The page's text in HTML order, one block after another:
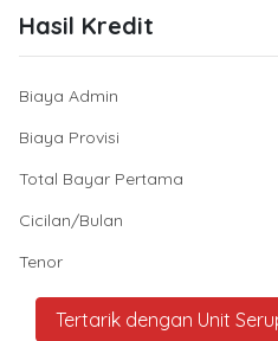
Hasil Kredit
Biaya Admin
Biaya Provisi
Total Bayar Pertama
Cicilan/Bulan
Tenor
Tertarik dengan Unit